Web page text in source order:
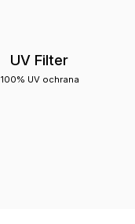
UV Filter
100% UV ochrana